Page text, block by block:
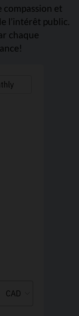
compassion et
l’intérêt public.
chaque